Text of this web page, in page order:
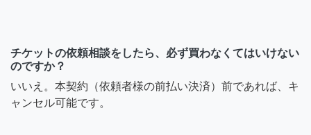
チケットの依頼相談をしたら、必ず買わなくてはいけない
のですか？
いいえ。本契約（依頼者様の前払い決済）前であれば、キ
ャンセル可能です。